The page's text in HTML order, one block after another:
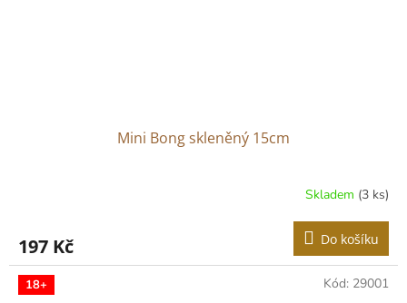
Mini Bong skleněný 15cm
Skladem (3 ks)
197 Kč Do košíku
18+ Kód: 29001